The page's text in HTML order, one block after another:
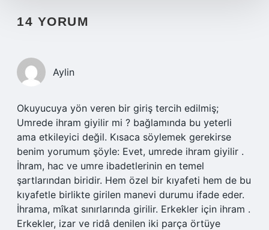
14 YORUM
Aylin
Okuyucuya yön veren bir giriş tercih edilmiş;
Umrede ihram giyilir mi ? bağlamında bu yeterli
ama etkileyici değil. Kısaca söylemek gerekirse
benim yorumum şöyle: Evet, umrede ihram giyilir .
İhram, hac ve umre ibadetlerinin en temel
şartlarından biridir. Hem özel bir kıyafeti hem de bu
kıyafetle birlikte girilen manevi durumu ifade eder.
İhrama, mîkat sınırlarında girilir. Erkekler için ihram .
Erkekler, izar ve ridâ denilen iki parça örtüye